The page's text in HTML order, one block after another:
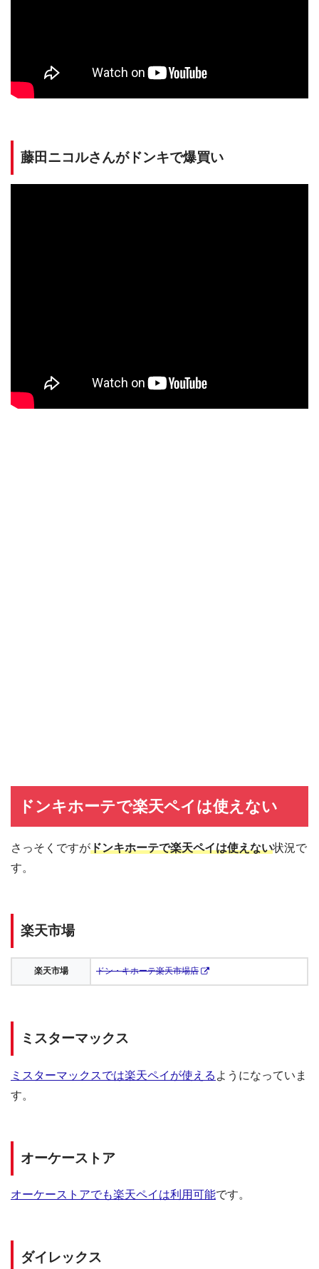
藤田ニコルさんがドンキで爆買い
ドンキホーテで楽天ペイは使えない
さっそくですがドンキホーテで楽天ペイは使えない状況で
す。
楽天市場
楽天市場 ドン・キホーテ楽天市場店
ミスターマックス
ミスターマックスでは楽天ペイが使える ようになっていま
す。
オーケーストア
オーケーストアでも楽天ペイは利用可能です。
ダイレックス